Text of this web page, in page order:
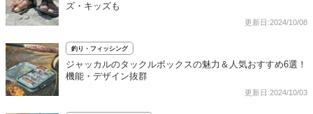
ズ・キッズも
更新日:2024/10/08
釣り・フィッシング
ジャッカルのタックルボックスの魅力＆人気おすすめ6選！
機能・デザイン抜群
更新日:2024/10/03